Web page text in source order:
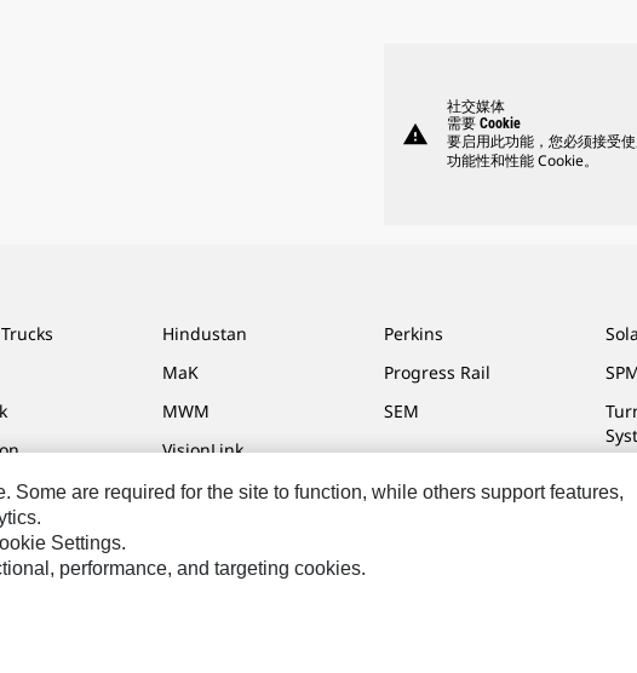
warning
社交媒体
需要 Cookie
要启用此功能，您必须接受
功能性和性能 Cookie。
Hindustan
MaK
MWM
VisionLink
Perkins
Progress Rail
SEM
图 Cookie Settings 法律 隐私
are required for the site to function, while others support features,
Settings.
performance, and targeting cookies.